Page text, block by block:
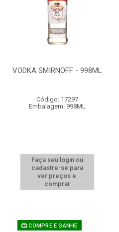
VODKA SMIRNOFF - 998ML
Código: 17297
Embalagem: 998ML
Faça seu login ou
cadastre-se para
ver preços e
comprar
COMPRE E GANHE